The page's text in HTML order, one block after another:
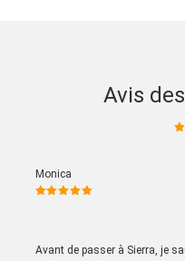
Avis
Monica
Avant de passer à Sierra, je